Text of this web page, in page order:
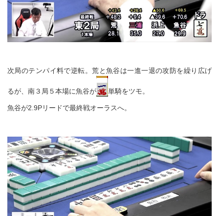
次局のテンパイ料で逆転。荒と魚谷は一進一退の攻防を繰り広げ
るが、南３局５本場に魚谷が 単騎をツモ。
魚谷が2.9Pリードで最終戦オーラスへ。